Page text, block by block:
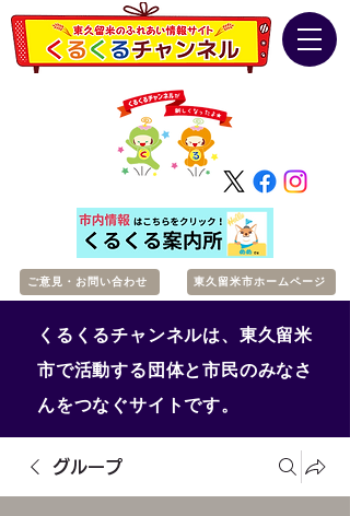
ご意見・お問い合わせ 東久留米市ホームページ
くるくるチャンネルは、東久留米
市で活動する団体と市民のみなさ
んをつなぐサイトです。
グループ